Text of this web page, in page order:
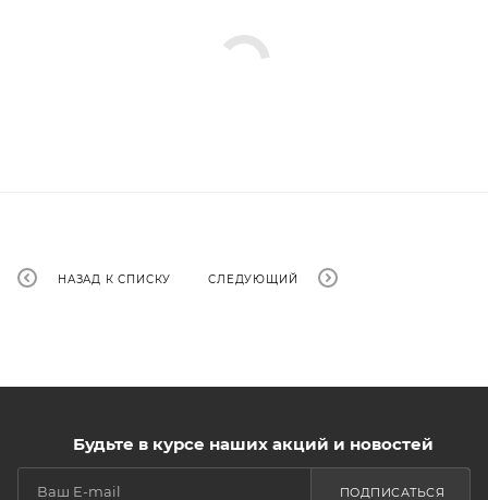
НАЗАД К СПИСКУ СЛЕДУЮЩИЙ
Будьте в курсе наших акций и новостей
ПОДПИСАТЬСЯ